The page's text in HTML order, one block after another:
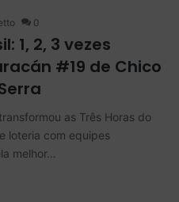
0
1, 2, 3 vezes
#19 de Chico
as Três Horas do
loteria com equipes
melhor…